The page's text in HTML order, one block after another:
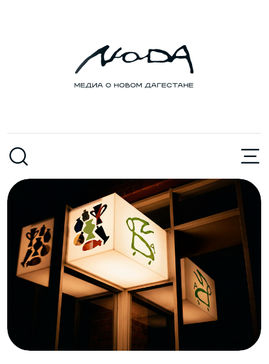
Где работать
в Дагестане, когда
отключили свет
Места